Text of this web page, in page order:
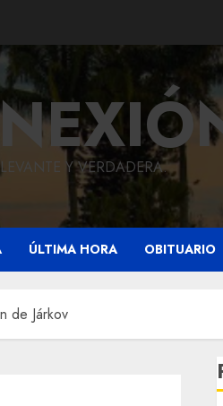
Y VERDADERA.
ÚLTIMA HORA OBITUARIO
de Járkov